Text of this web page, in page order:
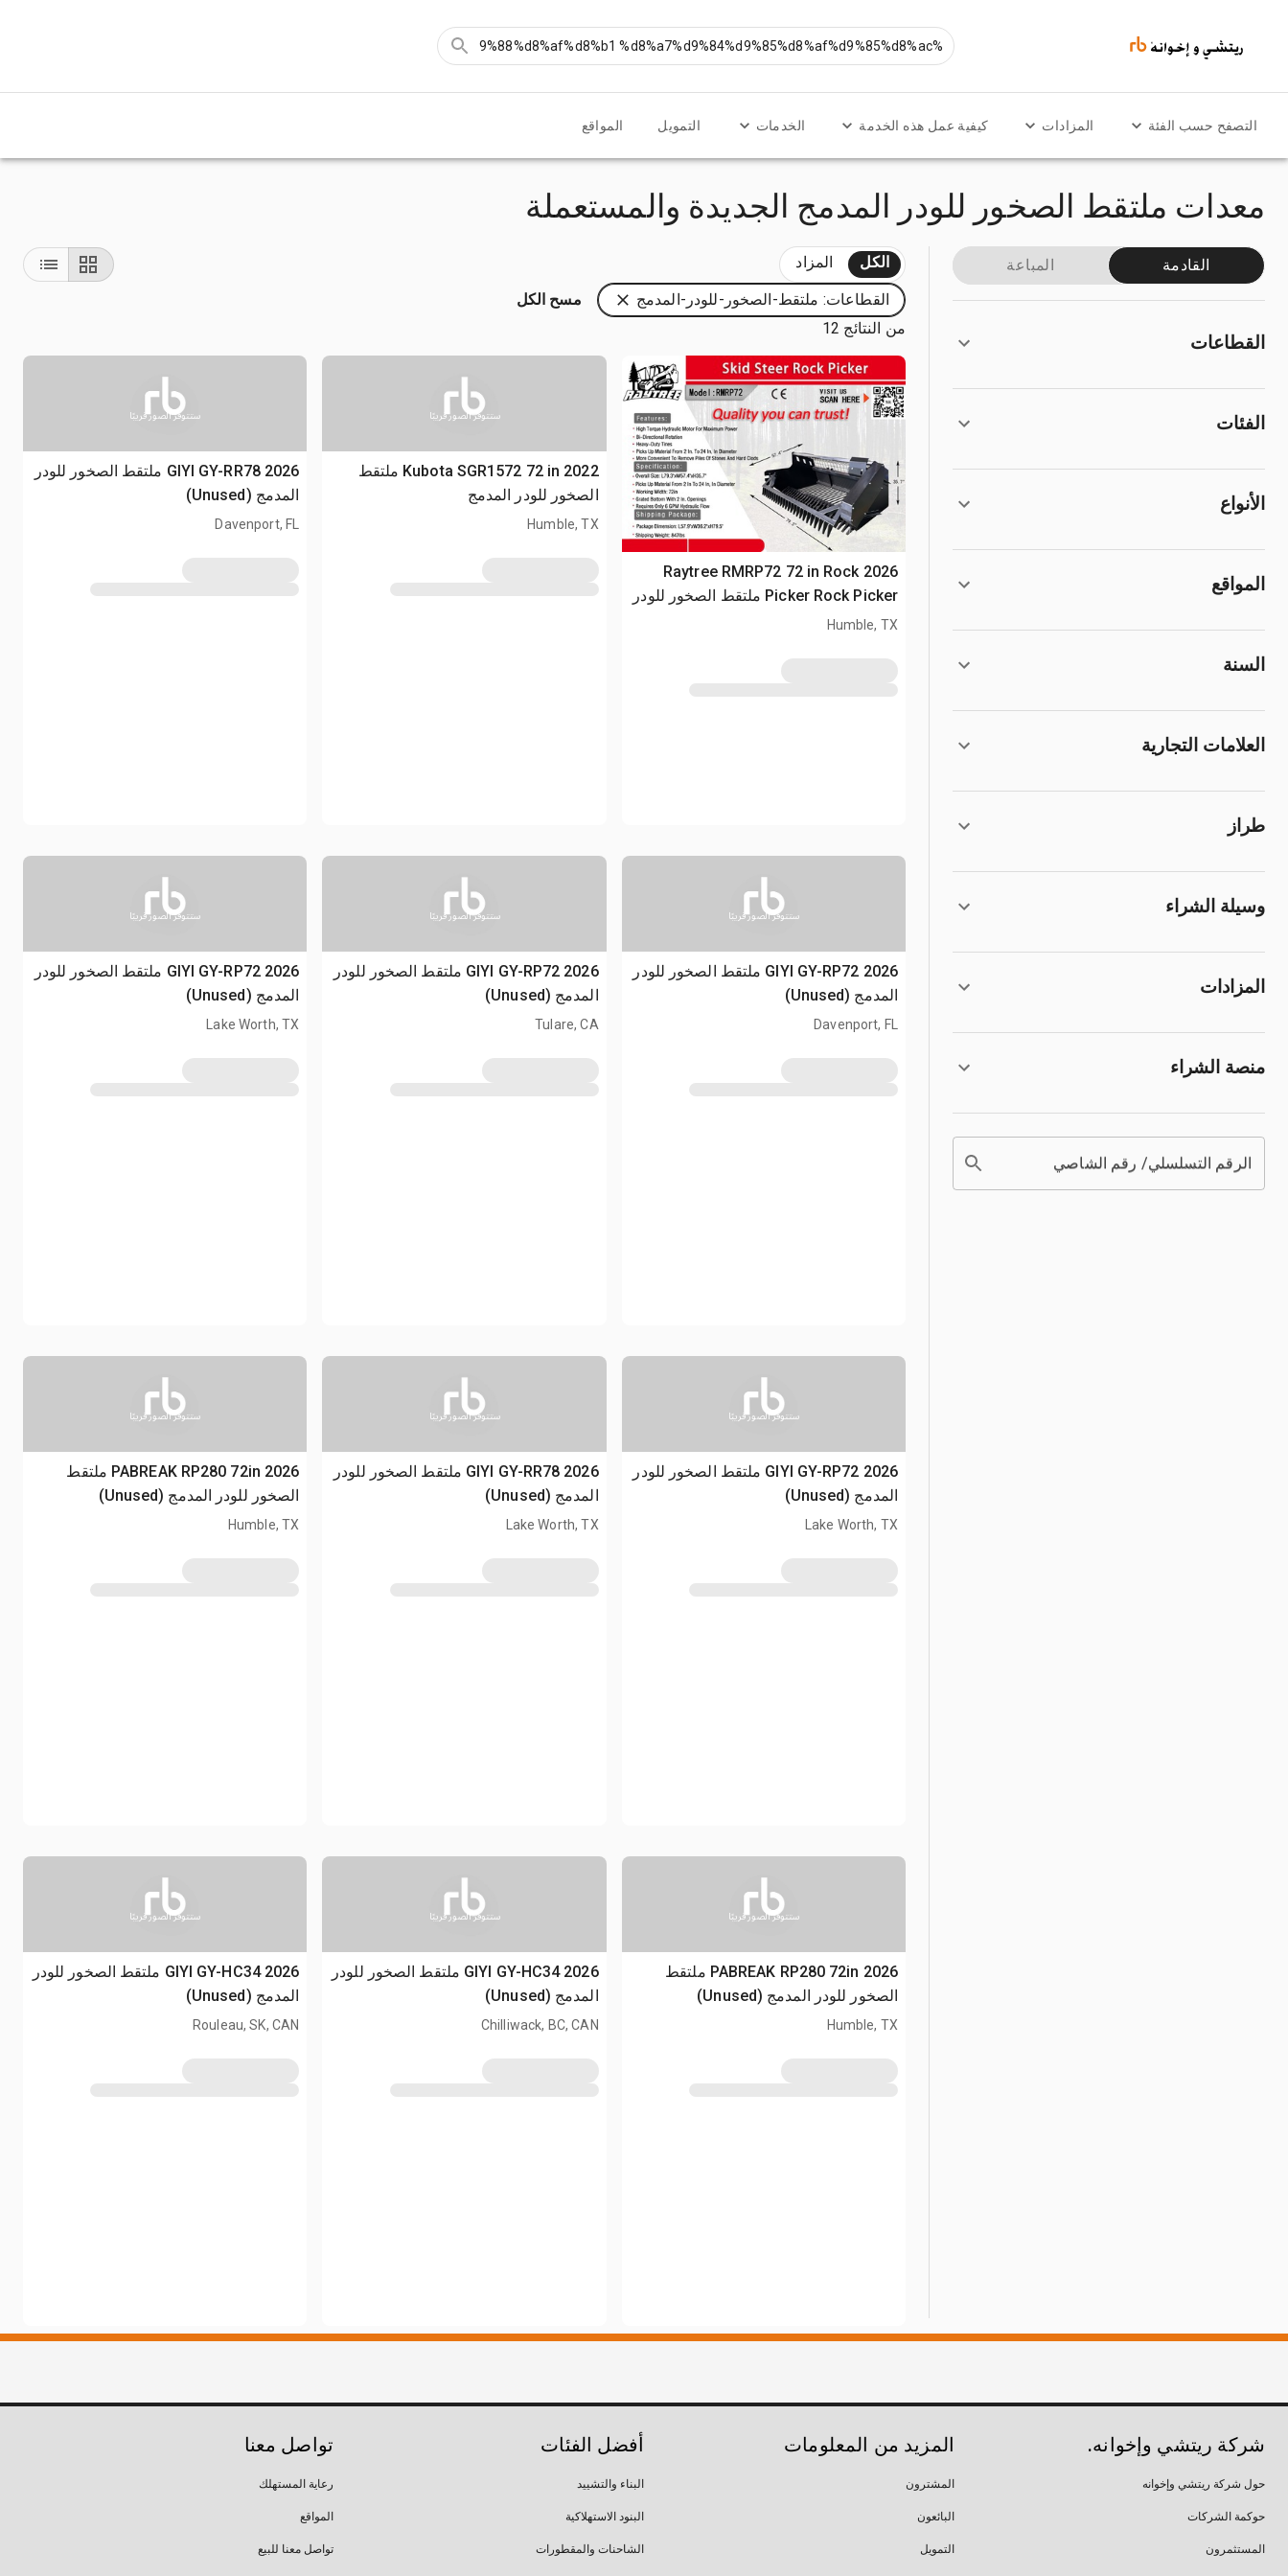
التصفح حسب الفئة المزادات كيفية عمل هذه الخدمة الخدمات التمويل المواقع
معدات ملتقط الصخور للودر المدمج الجديدة والمستعملة
القادمة المباعة
القطاعات
الفئات
الأنواع
المواقع
السنة
العلامات التجارية
طراز
وسيلة الشراء
المزادات
منصة الشراء
الرقم التسلسلي/ رقم الشاصي
الكل المزاد
القطاعات: ملتقط-الصخور-للودر-المدمج
مسح الكل
من النتائج 12
2026 Raytree RMRP72 72 in Rock
Picker Rock Picker ملتقط الصخور للودر
المدمج (Unused)
Humble, TX
ستتوفر الصور قريبًا
2022 Kubota SGR1572 72 in ملتقط
الصخور للودر المدمج
Humble, TX
ستتوفر الصور قريبًا
2026 GIYI GY-RR78 ملتقط الصخور للودر
المدمج (Unused)
Davenport, FL
ستتوفر الصور قريبًا
2026 GIYI GY-RP72 ملتقط الصخور للودر
المدمج (Unused)
Davenport, FL
ستتوفر الصور قريبًا
2026 GIYI GY-RP72 ملتقط الصخور للودر
المدمج (Unused)
Tulare, CA
ستتوفر الصور قريبًا
2026 GIYI GY-RP72 ملتقط الصخور للودر
المدمج (Unused)
Lake Worth, TX
ستتوفر الصور قريبًا
2026 GIYI GY-RP72 ملتقط الصخور للودر
المدمج (Unused)
Lake Worth, TX
ستتوفر الصور قريبًا
2026 GIYI GY-RR78 ملتقط الصخور للودر
المدمج (Unused)
Lake Worth, TX
ستتوفر الصور قريبًا
2026 PABREAK RP280 72in ملتقط
الصخور للودر المدمج (Unused)
Humble, TX
ستتوفر الصور قريبًا
2026 PABREAK RP280 72in ملتقط
الصخور للودر المدمج (Unused)
Humble, TX
ستتوفر الصور قريبًا
2026 GIYI GY-HC34 ملتقط الصخور للودر
المدمج (Unused)
Chilliwack, BC, CAN
ستتوفر الصور قريبًا
2026 GIYI GY-HC34 ملتقط الصخور للودر
المدمج (Unused)
Rouleau, SK, CAN
شركة ريتشي وإخوانه.
حول شركة ريتشي وإخوانه
حوكمة الشركات
المستثمرون
المزيد من المعلومات
المشترون
البائعون
التمويل
أفضل الفئات
البناء والتشييد
البنود الاستهلاكية
الشاحنات والمقطورات
تواصل معنا
رعاية المستهلك
المواقع
تواصل معنا للبيع